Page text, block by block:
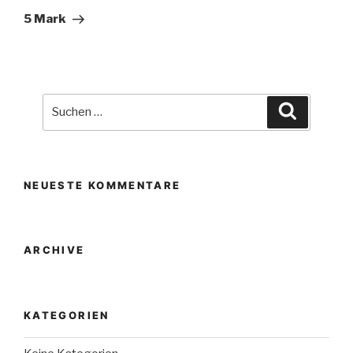
Beitrag
5 Mark
NEUESTE KOMMENTARE
ARCHIVE
KATEGORIEN